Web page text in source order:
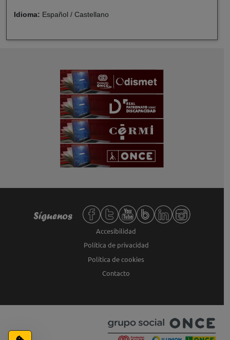
Idioma: Español / Castellano
Redes sociales de Fundación ONCE,
Síguenos
Accesibilidad
Política de privacidad
Política de cookies
Contacto